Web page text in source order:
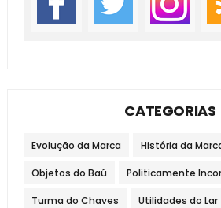
CATEGORIAS
Evolução da Marca História da
Objetos do Baú Politicamente
Turma do Chaves Utilidades do Lar